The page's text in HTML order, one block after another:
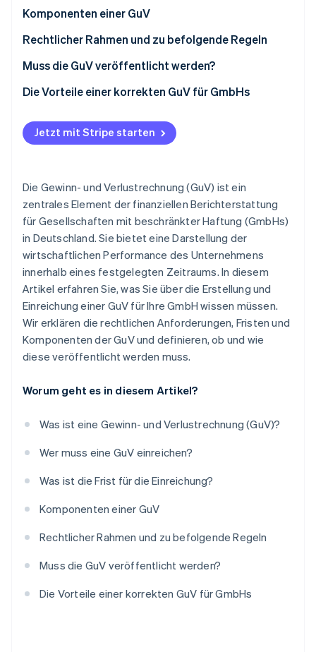
Start-up-Gründung
Climate
CO₂-Entnahme
Identity
Stripe-Sessions 2026
Erfahren Sie, wie Stripe Lösungen für die
Jetzt ansehen
Ecosystem
Partner
Komponenten einer GuV
Vertriebskosten, Zinserträge und Abschreibungen
Rechtlicher Rahmen und zu befolgende Regeln
Die Bedeutung des Publizitätsgesetzes und der
GuV von GmbHs
Muss die GuV veröffentlicht werden?
Unternehmensgrößenabhängige
Die Vorteile einer korrekten GuV für GmbHs
Die Rolle der GuV als strategisches Instrument in
der Unternehmensführung
Jetzt mit Stripe starten
Die Gewinn- und Verlustrechnung (GuV) ist ein
zentrales Element der finanziellen Berichterstattung
für Gesellschaften mit beschränkter Haftung (GmbHs)
in Deutschland. Sie bietet eine Darstellung der
wirtschaftlichen Performance des Unternehmens
innerhalb eines festgelegten Zeitraums. In diesem
Artikel erfahren Sie, was Sie über die Erstellung und
Einreichung einer GuV für Ihre GmbH wissen müssen.
Wir erklären die rechtlichen Anforderungen, Fristen und
Komponenten der GuV und definieren, ob und wie
diese veröffentlicht werden muss.
Worum geht es in diesem Artikel?
Was ist eine Gewinn- und Verlustrechnung (GuV)?
Wer muss eine GuV einreichen?
Was ist die Frist für die Einreichung?
Komponenten einer GuV
Rechtlicher Rahmen und zu befolgende Regeln
Muss die GuV veröffentlicht werden?
Die Vorteile einer korrekten GuV für GmbHs